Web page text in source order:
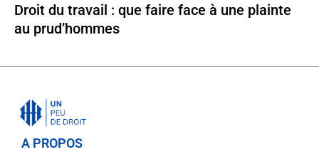
Droit du travail : que faire face à une plainte
au prud’hommes
A PROPOS